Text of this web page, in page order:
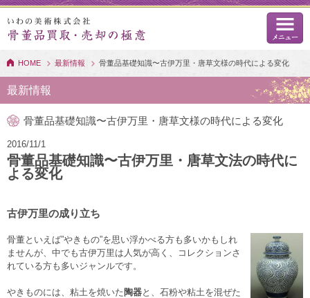
HOME 最新情報 骨董品基礎知識〜古伊万里・唐草文様の時代による変化
最新情報
骨董品基礎知識〜古伊万里・唐草文様の時代による変化
2016/11/1
骨董品基礎知識〜古伊万里・唐草文法の時代に
よる変化
古伊万里の成り立ち
骨董といえば”やきもの”を思い浮かべる方も多いかもしれ
ませんが、中でも古伊万里は人気が高く、コレクションさ
れている方も多いジャンルです。
やきものには、粘土を焼いた 陶器と、石粉や粘土を混ぜた